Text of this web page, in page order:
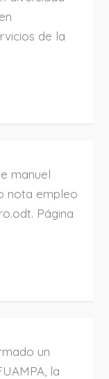
de la
manuel
nota empleo
Página
un
la